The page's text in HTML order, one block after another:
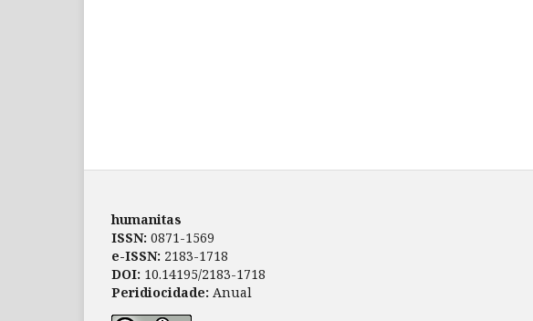
humanitas
ISSN: 0871-1569
e-ISSN: 2183-1718
DOI: 10.14195/2183-1718
Peridiocidade: Anual